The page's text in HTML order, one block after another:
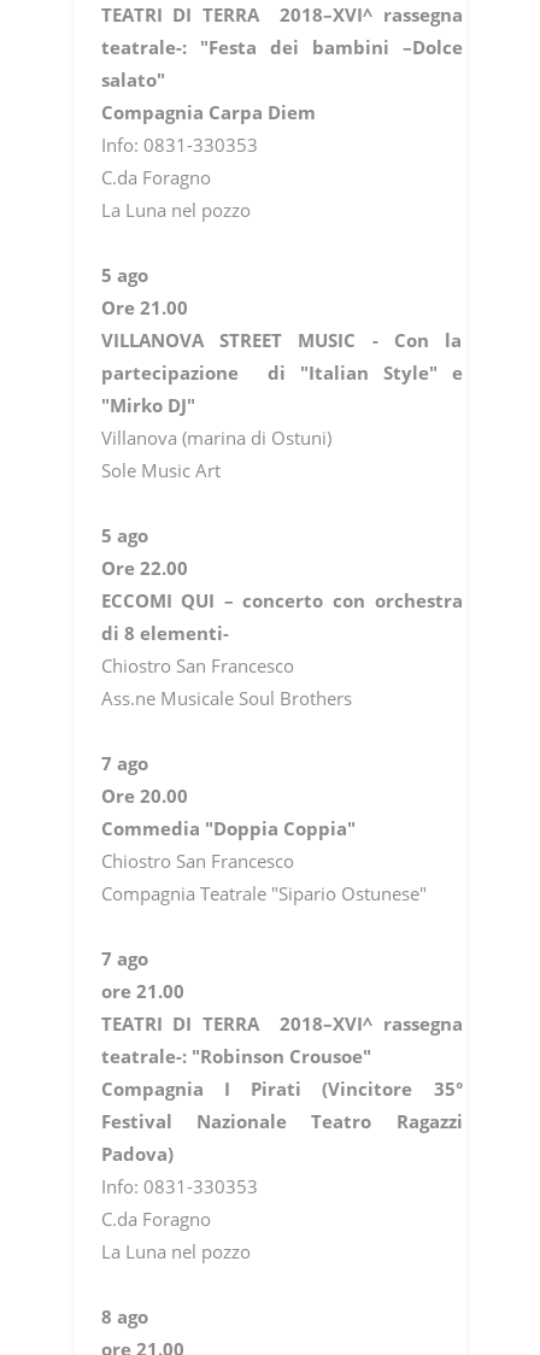
TEATRI DI TERRA 2018–XVI^ rassegna
teatrale-: "Festa dei bambini –Dolce
salato"
Compagnia Carpa Diem
Info: 0831-330353
C.da Foragno
La Luna nel pozzo
5 ago
Ore 21.00
VILLANOVA STREET MUSIC - Con la
partecipazione di "Italian Style" e
"Mirko DJ"
Villanova (marina di Ostuni)
Sole Music Art
5 ago
Ore 22.00
ECCOMI QUI – concerto con orchestra
di 8 elementi-
Chiostro San Francesco
Ass.ne Musicale Soul Brothers
7 ago
Ore 20.00
Commedia "Doppia Coppia"
Chiostro San Francesco
Compagnia Teatrale "Sipario Ostunese"
7 ago
ore 21.00
TEATRI DI TERRA 2018–XVI^ rassegna
teatrale-: "Robinson Crousoe"
Compagnia I Pirati (Vincitore 35°
Festival Nazionale Teatro Ragazzi
Padova)
Info: 0831-330353
C.da Foragno
La Luna nel pozzo
8 ago
ore 21.00